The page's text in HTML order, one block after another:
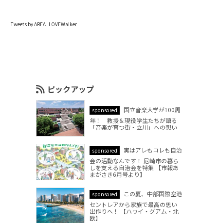
Tweets by AREA_LOVEWalker
ピックアップ
sponsored
国立音楽大学が100周
年！ 教授＆現役学生たちが語る
「音楽が育つ街・立川」への想い
sponsored
実はアレもコレも自治
会の活動なんです！ 尼崎市の暮ら
しを支える自治会を特集 【市報あ
まがさき6月号より】
sponsored
この夏、中部国際空港
セントレアから家族で最高の思い
出作りへ！ 【ハワイ・グアム・北
欧】